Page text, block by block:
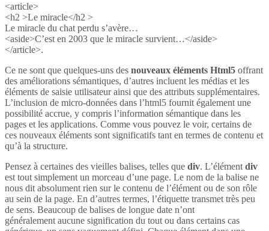
<article>
<h2 >Le miracle</h2 >
Le miracle du chat perdu s’avère…
<aside>C’est en 2003 que le miracle survient…</aside>
</article>.
Ce ne sont que quelques-uns des nouveaux éléments Html5 offrant
des améliorations sémantiques, d’autres incluent les médias et les
éléments de saisie utilisateur ainsi que des attributs supplémentaires.
L’inclusion de micro-données dans l’html5 fournit également une
possibilité accrue, y compris l’information sémantique dans les
pages et les applications. Comme vous pouvez le voir, certains de
ces nouveaux éléments sont significatifs tant en termes de contenu et
qu’à la structure.
Pensez à certaines des vieilles balises, telles que div. L’élément div
est tout simplement un morceau d’une page. Le nom de la balise ne
nous dit absolument rien sur le contenu de l’élément ou de son rôle
au sein de la page. En d’autres termes, l’étiquette transmet très peu
de sens. Beaucoup de balises de longue date n’ont
généralement aucune signification du tout ou dans certains cas